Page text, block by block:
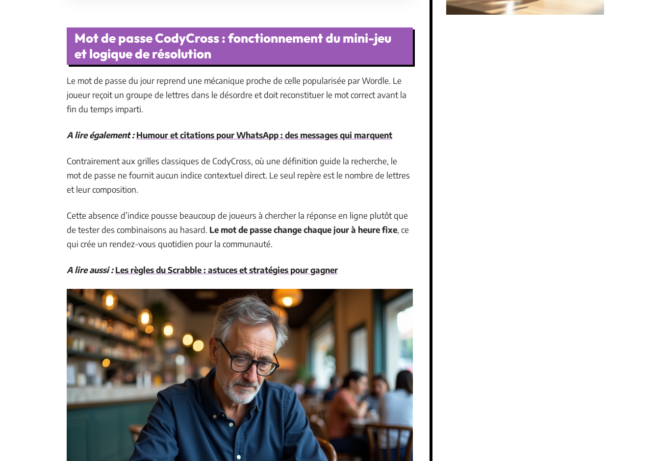
Mot de passe CodyCross : fonctionnement du mini-jeu
et logique de résolution
Le mot de passe du jour reprend une mécanique proche de celle popularisée par Wordle. Le
joueur reçoit un groupe de lettres dans le désordre et doit reconstituer le mot correct avant la
fin du temps imparti.
A lire également : Humour et citations pour WhatsApp : des messages qui marquent
Contrairement aux grilles classiques de CodyCross, où une définition guide la recherche, le
mot de passe ne fournit aucun indice contextuel direct. Le seul repère est le nombre de lettres
et leur composition.
Cette absence d’indice pousse beaucoup de joueurs à chercher la réponse en ligne plutôt que
de tester des combinaisons au hasard. Le mot de passe change chaque jour à heure fixe, ce
qui crée un rendez-vous quotidien pour la communauté.
A lire aussi : Les règles du Scrabble : astuces et stratégies pour gagner